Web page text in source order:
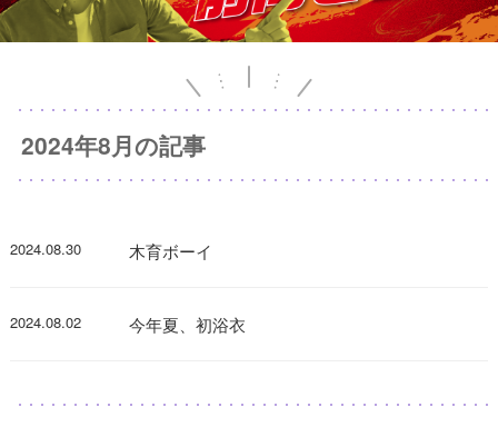
2024年8月の記事
2024.08.30 木育ボーイ
2024.08.02 今年夏、初浴衣